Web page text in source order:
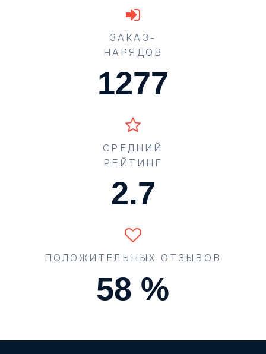
ЗАКАЗ-
НАРЯДОВ
1631
СРЕДНИЙ
РЕЙТИНГ
3.4
ПОЛОЖИТЕЛЬНЫХ ОТЗЫВОВ
74 %